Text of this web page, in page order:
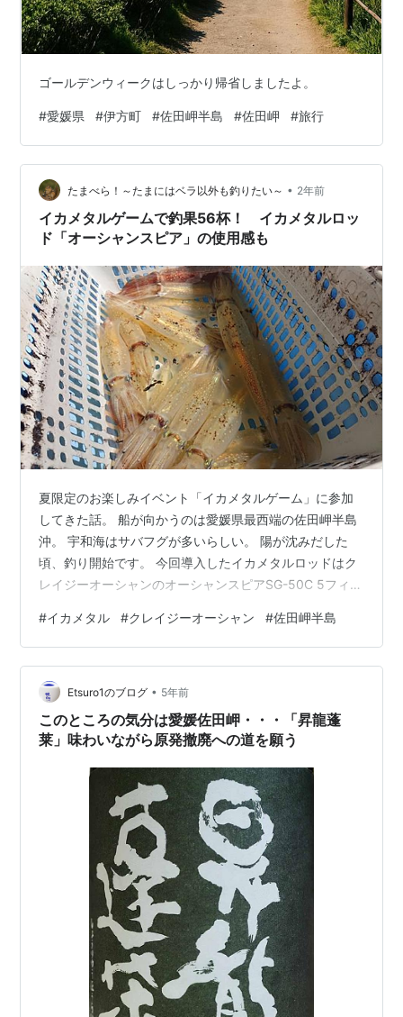
ゴールデンウィークはしっかり帰省しましたよ。
#愛媛県 #伊方町 #佐田岬半島 #佐田岬 #旅行
たまべら！～たまにはベラ以外も釣りたい～ • 2年前
イカメタルゲームで釣果56杯！ イカメタルロッ
ド「オーシャンスピア」の使用感も
夏限定のお楽しみイベント「イカメタルゲーム」に参加
してきた話。 船が向かうのは愛媛県最西端の佐田岬半島
沖。 宇和海はサバフグが多いらしい。 陽が沈みだした
頃、釣り開始です。 今回導入したイカメタルロッドはク
レイジーオーシャンのオーシャンスピアSG-50C 5フィー
の取りやすさと掛けることに特化した穂先になっている
のが特徴のこのロッド。 一晩使ってみて気づいたことな
ど、簡易的なインプレもしてみます。 crazy-ocean.com
今回の相棒 ロッド クレイジーオーシャン オーシャンス
ピアSG-50C リール シマノ バルケッタFカスタム 上の
画…
#イカメタル #クレイジーオーシャン #佐田岬半島
Etsuro1のブログ • 5年前
このところの気分は愛媛佐田岬・・・「昇龍蓬
莱」味わいながら原発撤廃への道を願う